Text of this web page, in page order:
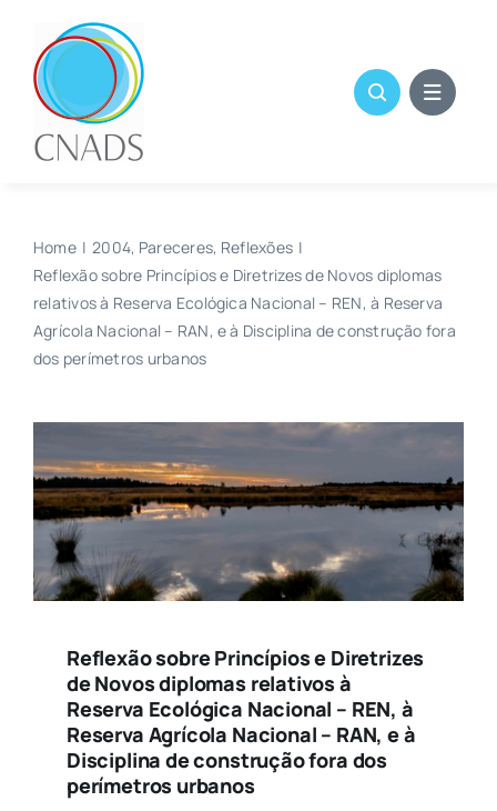
content
Home 2004 Pareceres Reflexões
Reflexão sobre Princípios e Diretrizes de Novos diplomas
relativos à Reserva Ecológica Nacional – REN, à Reserva
Agrícola Nacional – RAN, e à Disciplina de construção fora
dos perímetros urbanos
Reflexão sobre Princípios e Diretrizes
de Novos diplomas relativos à
Reserva Ecológica Nacional – REN, à
Reserva Agrícola Nacional – RAN, e à
Disciplina de construção fora dos
perímetros urbanos